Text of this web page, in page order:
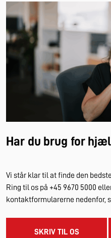
Har du brug for
Vi står klar til at finde den
Ring til os på +45 9670 5000
kontaktformularerne nedenfor,
SKRIV TIL OS